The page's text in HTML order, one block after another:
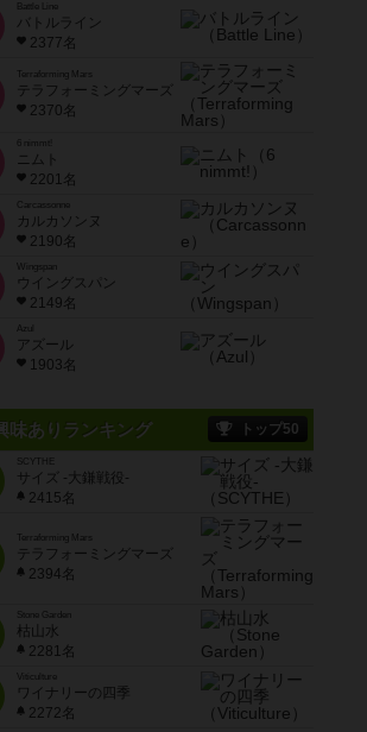
Battle Line
バトルライン
2377名
Terraforming Mars
テラフォーミングマーズ
2370名
ニムト
2201名
Carcassonne
カルカソンヌ
2190名
Wingspan
ウイングスパン
2149名
Azul
アズール
1903名
味ありランキング トップ50
SCYTHE
サイズ -大鎌戦役-
2415名
Terraforming Mars
テラフォーミングマーズ
2394名
Stone Garden
枯山水
2281名
Viticulture
ワイナリーの四季
2272名